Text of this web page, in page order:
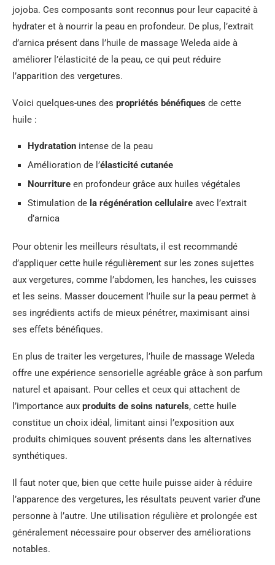
jojoba. Ces composants sont reconnus pour leur capacité à
hydrater et à nourrir la peau en profondeur. De plus, l’extrait
d’arnica présent dans l’huile de massage Weleda aide à
améliorer l’élasticité de la peau, ce qui peut réduire
l’apparition des vergetures.
Voici quelques-unes des propriétés bénéfiques de cette
huile :
Hydratation intense de la peau
Amélioration de l’élasticité cutanée
Nourriture en profondeur grâce aux huiles végétales
Stimulation de la régénération cellulaire avec l’extrait
d’arnica
Pour obtenir les meilleurs résultats, il est recommandé
d’appliquer cette huile régulièrement sur les zones sujettes
aux vergetures, comme l’abdomen, les hanches, les cuisses
et les seins. Masser doucement l’huile sur la peau permet à
ses ingrédients actifs de mieux pénétrer, maximisant ainsi
ses effets bénéfiques.
En plus de traiter les vergetures, l’huile de massage Weleda
offre une expérience sensorielle agréable grâce à son parfum
naturel et apaisant. Pour celles et ceux qui attachent de
l’importance aux produits de soins naturels, cette huile
constitue un choix idéal, limitant ainsi l’exposition aux
produits chimiques souvent présents dans les alternatives
synthétiques.
Il faut noter que, bien que cette huile puisse aider à réduire
l’apparence des vergetures, les résultats peuvent varier d’une
personne à l’autre. Une utilisation régulière et prolongée est
généralement nécessaire pour observer des améliorations
notables.